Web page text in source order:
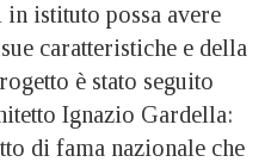
istituto possa avere
caratteristiche e della
è stato seguito
Ignazio Gardella:
di fama nazionale che